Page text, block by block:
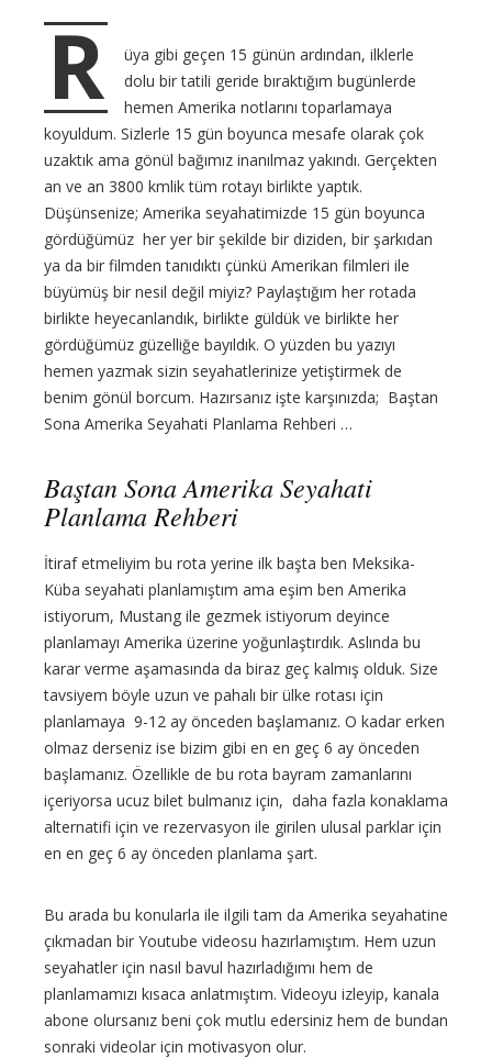
R
üya gibi geçen 15 günün ardından, ilklerle
dolu bir tatili geride bıraktığım bugünlerde
hemen Amerika notlarını toparlamaya
koyuldum. Sizlerle 15 gün boyunca mesafe olarak çok
uzaktık ama gönül bağımız inanılmaz yakındı. Gerçekten
an ve an 3800 kmlik tüm rotayı birlikte yaptık.
Düşünsenize; Amerika seyahatimizde 15 gün boyunca
gördüğümüz her yer bir şekilde bir diziden, bir şarkıdan
ya da bir filmden tanıdıktı çünkü Amerikan filmleri ile
büyümüş bir nesil değil miyiz? Paylaştığım her rotada
birlikte heyecanlandık, birlikte güldük ve birlikte her
gördüğümüz güzelliğe bayıldık. O yüzden bu yazıyı
hemen yazmak sizin seyahatlerinize yetiştirmek de
benim gönül borcum. Hazırsanız işte karşınızda; Baştan
Sona Amerika Seyahati Planlama Rehberi …
Baştan Sona Amerika Seyahati
Planlama Rehberi
İtiraf etmeliyim bu rota yerine ilk başta ben Meksika-
Küba seyahati planlamıştım ama eşim ben Amerika
istiyorum, Mustang ile gezmek istiyorum deyince
planlamayı Amerika üzerine yoğunlaştırdık. Aslında bu
karar verme aşamasında da biraz geç kalmış olduk. Size
tavsiyem böyle uzun ve pahalı bir ülke rotası için
planlamaya 9-12 ay önceden başlamanız. O kadar erken
olmaz derseniz ise bizim gibi en en geç 6 ay önceden
başlamanız. Özellikle de bu rota bayram zamanlarını
içeriyorsa ucuz bilet bulmanız için, daha fazla konaklama
alternatifi için ve rezervasyon ile girilen ulusal parklar için
en en geç 6 ay önceden planlama şart.
Bu arada bu konularla ile ilgili tam da Amerika seyahatine
çıkmadan bir Youtube videosu hazırlamıştım. Hem uzun
seyahatler için nasıl bavul hazırladığımı hem de
planlamamızı kısaca anlatmıştım. Videoyu izleyip, kanala
abone olursanız beni çok mutlu edersiniz hem de bundan
sonraki videolar için motivasyon olur.